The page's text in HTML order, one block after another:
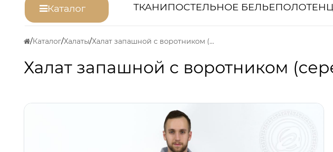
Каталог ТКАНИПОСТЕЛЬНОЕ БЕЛЬЕ
Каталог Халаты Халат запашной с воротником (серебро)
Халат запашной с воротником